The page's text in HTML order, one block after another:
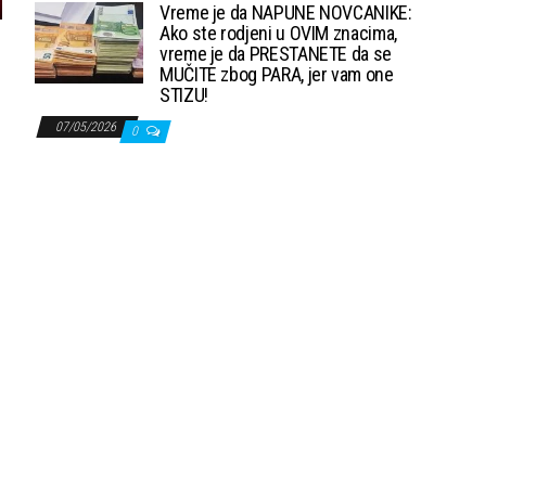
Vreme je da NAPUNE NOVCANIKE:
Ako ste rodjeni u OVIM znacima,
vreme je da PRESTANETE da se
MUČITE zbog PARA, jer vam one
STIZU!
07/05/2026 0